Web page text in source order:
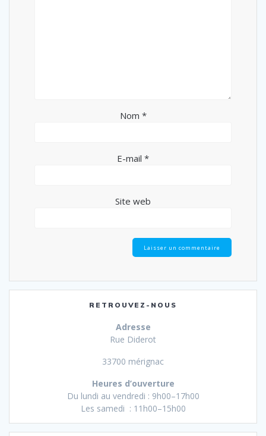
Nom *
E-mail *
Site web
RETROUVEZ-NOUS
Adresse
Rue Diderot
33700 mérignac
Heures d’ouverture
Du lundi au vendredi : 9h00–17h00
Les samedi : 11h00–15h00